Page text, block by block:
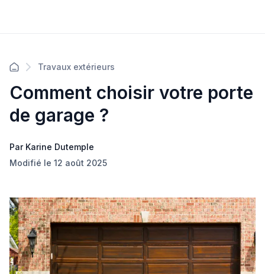
Travaux extérieurs
Comment choisir votre porte
de garage ?
Par Karine Dutemple
Modifié le 12 août 2025